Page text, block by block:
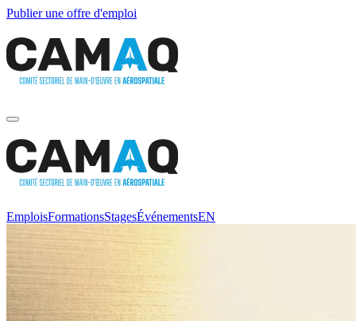
Publier une offre d'emploi
EmploisFormationsStagesÉvénementsEN